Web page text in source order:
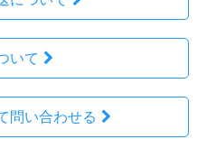
いて
問い合わせる